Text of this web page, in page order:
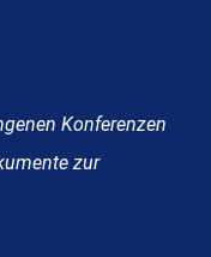
Konferenzen
zur